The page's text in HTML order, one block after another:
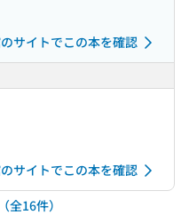
サイトでこの本を確認
サイトでこの本を確認
全16件）